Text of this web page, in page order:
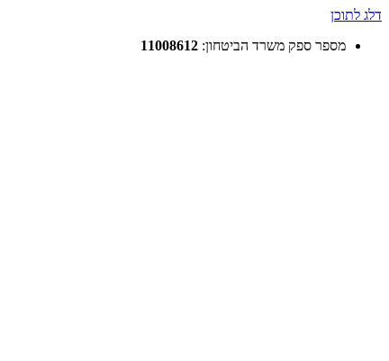
דלג לתוכן
מספר ספק משרד הביטחון: 11008612